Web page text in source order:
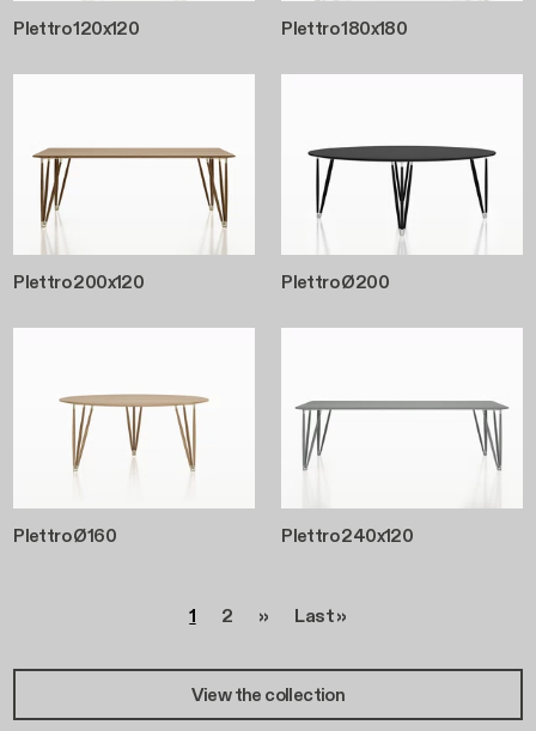
Plettro 120x120 Plettro 180x180
Plettro 200x120 Plettro Ø200
Plettro Ø160 Plettro 240x120
Seite
1 Seite
2 Nächste Seite
›› Letzte Seite
Last »
View the collection